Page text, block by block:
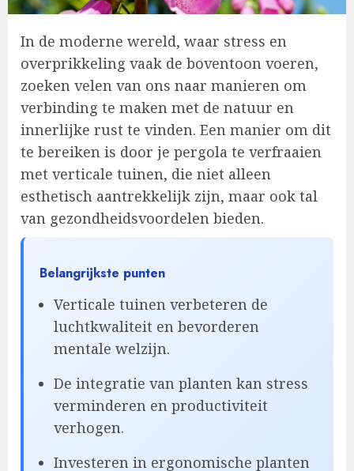
In de moderne wereld, waar stress en
overprikkeling vaak de boventoon voeren,
zoeken velen van ons naar manieren om
verbinding te maken met de natuur en
innerlijke rust te vinden. Een manier om dit
te bereiken is door je pergola te verfraaien
met verticale tuinen, die niet alleen
esthetisch aantrekkelijk zijn, maar ook tal
van gezondheidsvoordelen bieden.
Belangrijkste punten
Verticale tuinen verbeteren de
luchtkwaliteit en bevorderen
mentale welzijn.
De integratie van planten kan stress
verminderen en productiviteit
verhogen.
Investeren in ergonomische planten